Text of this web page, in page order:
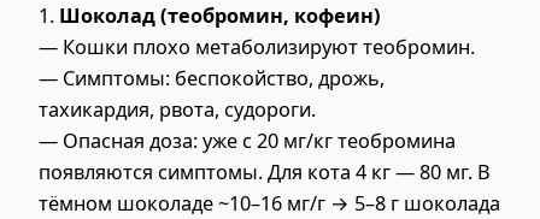
1. Шоколад (теобромин, кофеин)
— Кошки плохо метаболизируют теобромин.
— Симптомы: беспокойство, дрожь,
тахикардия, рвота, судороги.
— Опасная доза: уже с 20 мг/кг теобромина
появляются симптомы. Для кота 4 кг — 80 мг. В
тёмном шоколаде ~10–16 мг/г → 5–8 г шоколада